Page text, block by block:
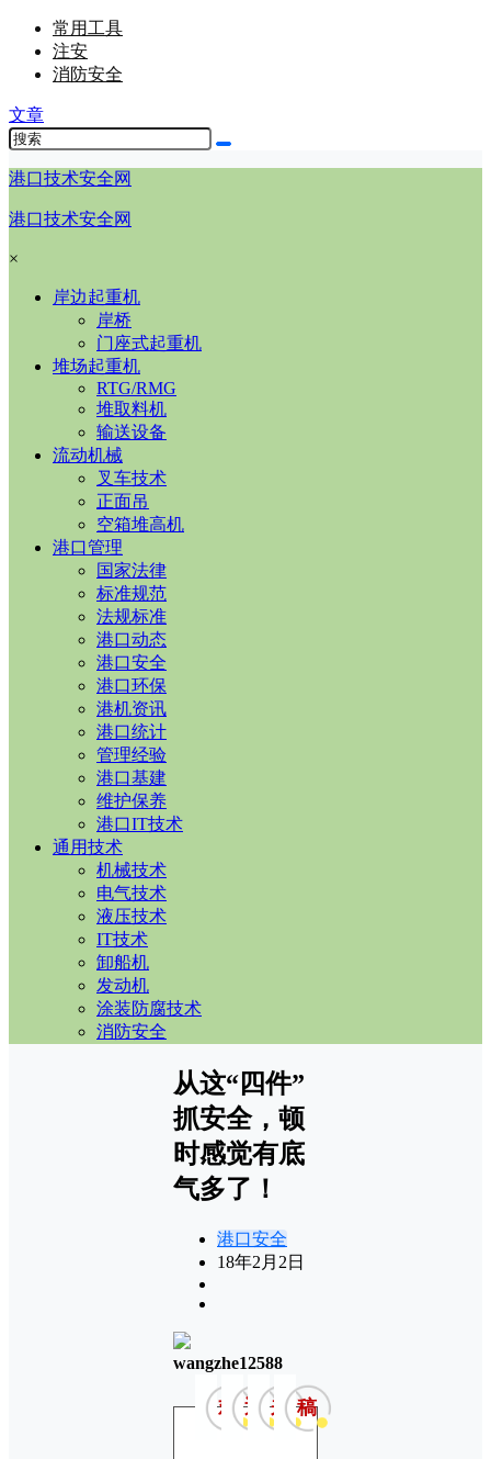
常用工具
注安
消防安全
文章
港口技术安全网
港口技术安全网
×
岸边起重机
岸桥
门座式起重机
堆场起重机
RTG/RMG
堆取料机
输送设备
流动机械
叉车技术
正面吊
空箱堆高机
港口管理
国家法律
标准规范
法规标准
港口动态
港口安全
港口环保
港机资讯
港口统计
管理经验
港口基建
维护保养
港口IT技术
通用技术
机械技术
电气技术
液压技术
IT技术
卸船机
发动机
涂装防腐技术
消防安全
从这“四件”
抓安全，顿
时感觉有底
气多了！
港口安全
18年2月2日
wangzhe12588
欢 迎 来 稿